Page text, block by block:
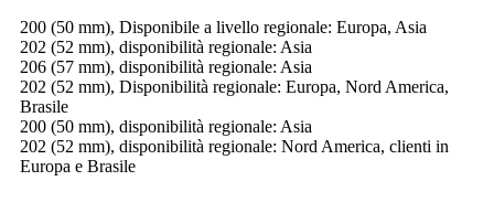
200 (50 mm), Disponibile a livello regionale: Europa, Asia
202 (52 mm), disponibilità regionale: Asia
206 (57 mm), disponibilità regionale: Asia
202 (52 mm), Disponibilità regionale: Europa, Nord America,
Brasile
200 (50 mm), disponibilità regionale: Asia
202 (52 mm), disponibilità regionale: Nord America, clienti in
Europa e Brasile